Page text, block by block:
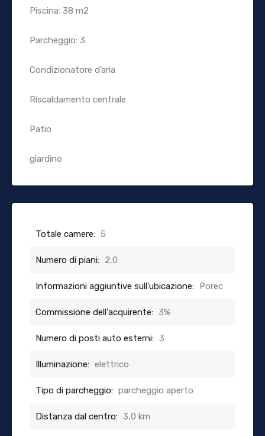
Piscina: 38 m2
Parcheggio: 3
Condizionatore d’aria
Riscaldamento centrale
Patio
giardino
Totale camere: 5
Numero di piani: 2,0
Informazioni aggiuntive sull'ubicazione: Porec
Commissione dell'acquirente: 3%
Numero di posti auto esterni: 3
Illuminazione: elettrico
Tipo di parcheggio: parcheggio aperto
Distanza dal centro: 3,0 km